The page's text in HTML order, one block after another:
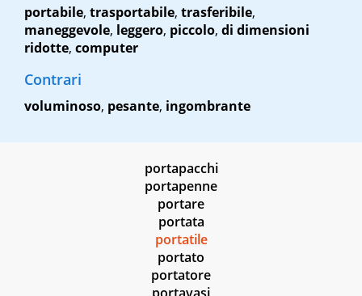
portabile, trasportabile, trasferibile,
maneggevole, leggero, piccolo, di dimensioni
ridotte, computer
Contrari
voluminoso, pesante, ingombrante
portapacchi
portapenne
portare
portata
portatile
portato
portatore